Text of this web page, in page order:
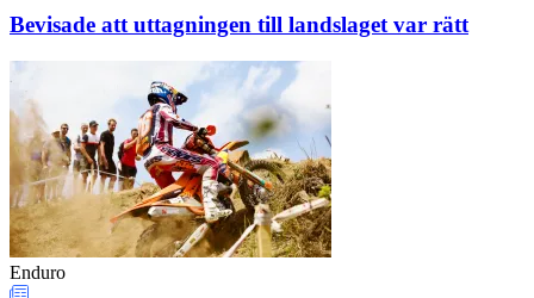
Bevisade att uttagningen till landslaget var rätt
Enduro